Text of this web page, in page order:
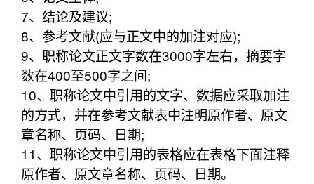
7、结论及建议;
8、参考文献(应与正文中的加注对应);
9、职称论文正文字数在3000字左右，摘要字
数在400至500字之间;
10、职称论文中引用的文字、数据应采取加注
的方式，并在参考文献表中注明原作者、原文
章名称、页码、日期;
11、职称论文中引用的表格应在表格下面注释
原作者、原文章名称、页码、日期。